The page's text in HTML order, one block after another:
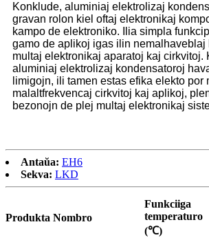
Konklude, aluminiaj elektrolizaj
gravan rolon kiel oftaj elektronikaj
kampo de elektroniko. Ilia simpla
gamo de aplikoj igas ilin nemalhaveblaj
multaj elektronikaj aparatoj kaj cirkvitoj.
aluminiaj elektrolizaj kondensatoroj
limigojn, ili tamen estas efika elekto por
malaltfrekvencaj cirkvitoj kaj aplikoj,
bezonojn de plej multaj elektronikaj
Antaŭa: EH6
Sekva: LKD
Produkta Nombro
Funkciiga
temperaturo
(℃)